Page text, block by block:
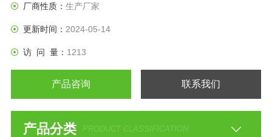
厂商性质： 生产厂家
更新时间： 2024-05-14
访 问 量： 1213
产品咨询 联系我们
产品分类 PRODUCT CLASSIFICATION